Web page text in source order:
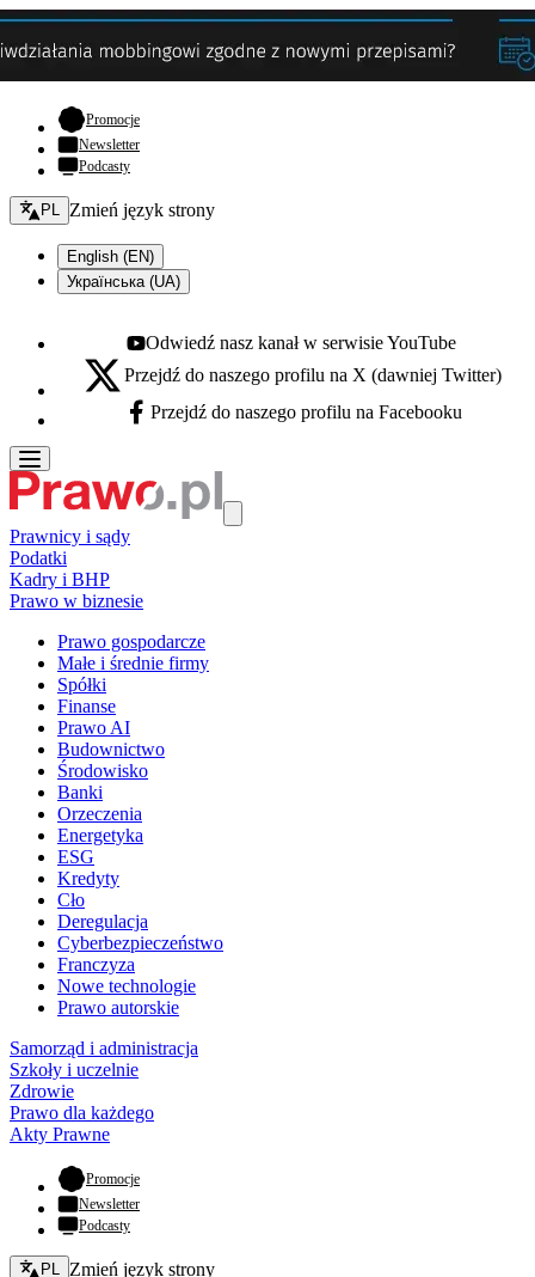
Promocje- otwiera się w nowej karcie
Newsletter
Podcasty
Zmień język - bieżący:
PL Zmień język strony
English (EN)
Українська (UA)
Youtube - otwiera się w nowej karcie
Odwiedź nasz kanał w serwisie YouTube
X - otwiera się w nowej karcie
Przejdź do naszego profilu na X (dawniej Twitter)
Facebook - otwiera się w nowej karcie
Przejdź do naszego profilu na Facebooku
Prawnicy i sądy
Podatki
Kadry i BHP
Prawo w biznesie
Prawo gospodarcze
Małe i średnie firmy
Spółki
Finanse
Prawo AI
Budownictwo
Środowisko
Banki
Orzeczenia
Energetyka
ESG
Kredyty
Cło
Deregulacja
Cyberbezpieczeństwo
Franczyza
Nowe technologie
Prawo autorskie
Samorząd i administracja
Szkoły i uczelnie
Zdrowie
Prawo dla każdego
Akty Prawne
Promocje- otwiera się w nowej karcie
Newsletter
Podcasty
Zmień język - bieżący:
PL Zmień język strony